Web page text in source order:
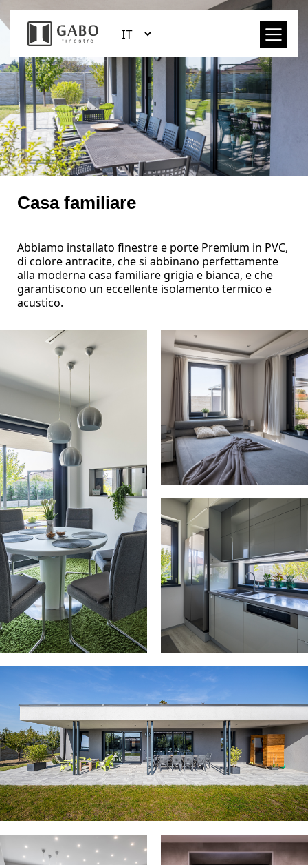
Casa familiare
Abbiamo installato finestre e porte Premium in PVC,
di colore antracite, che si abbinano perfettamente
alla moderna casa familiare grigia e bianca, e che
garantiscono un eccellente isolamento termico e
acustico.